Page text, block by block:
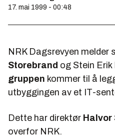
17. mai 1999 - 00:48
NRK Dagsrevyen melder
Storebrand og Stein Erik
gruppen kommer til å
utbyggingen av et IT-
Dette har direktør Halvor
overfor NRK.